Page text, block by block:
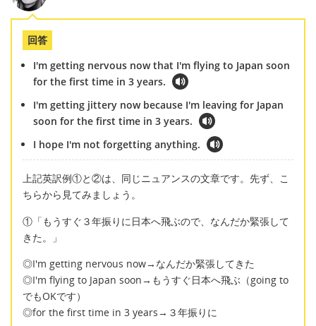
回答
I'm getting nervous now that I'm flying to Japan soon
for the first time in 3 years.
I'm getting jittery now because I'm leaving for Japan
soon for the first time in 3 years.
I hope I'm not forgetting anything.
上記英訳例①と②は、同じニュアンスの文章です。先ず、こ
ちらから見てみましょう。
①「もうすぐ３年振りに日本へ飛ぶので、なんだか緊張して
きた。」
◎I'm getting nervous now→なんだか緊張してきた
◎I'm flying to Japan soon→もうすぐ日本へ飛ぶ（going to
でもOKです）
◎for the first time in 3 years→３年振りに